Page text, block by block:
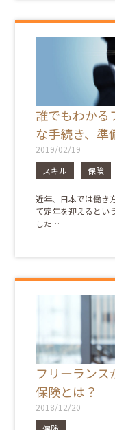
誰でもわかる
な手続き、準
2019/02/19
スキル
保険
近年、日本では働き
て定年を迎えるとい
した…
フリーランス
保険とは？
2018/12/20